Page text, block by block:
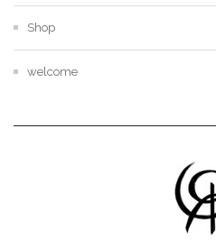
Shop
welcome